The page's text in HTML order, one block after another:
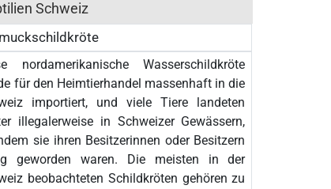
Schweiz
nordamerikanische Wasserschildkröte
für den Heimtierhandel massenhaft in die
importiert, und viele Tiere landeten
illegalerweise in Schweizer Gewässern,
sie ihren Besitzerinnen oder Besitzern
geworden waren. Die meisten in der
beobachteten Schildkröten gehören zu